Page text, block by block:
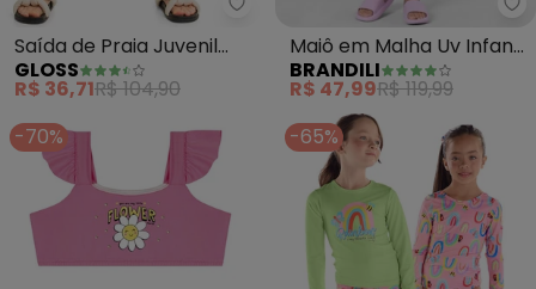
Gloss - Saída de Praia Juvenil
Saída de Praia Juvenil
com Fps+50 (Rosa)
GLOSS
R$ 36,71R$ 104,90
Maiô em Malha Uv Infantil
Menina (Rosa)
BRANDILI
R$ 47,99R$ 119,99
-70%
-65%